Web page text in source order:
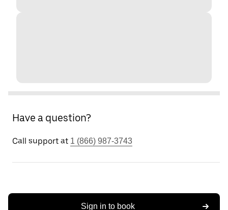
Have a question?
Call support at 1 (866) 987-3743
Sign in to book